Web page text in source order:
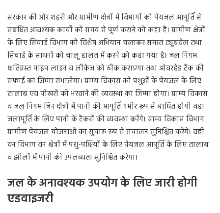
सरकार की ओर शहरी और ग्रामीण क्षेत्रों में विभागों को पेयजल आपूर्ति से
संबंधित आवश्यक कार्यों को समय से पूर्ण कराने को कहा है। ग्रामीण क्षेत्रों
के लिए सिंचाई विभाग को विशेष अभियान चलाकर समस्त ट्यूबवेल तथा
सिंचाई के साधनों को चालू हालत में करने को कहा गया है। जल निगम
क्षतिग्रस्त पाइप लाइन व लीकेज को ठीक कराएगा तथा ओवरहेड टैंक की
सफाई का जिम्मा संभालेगा। ग्राम्य विकास को पशुओं के पेयजल के लिए
तालाब एवं पोखरों को भरवाने की व्यवस्था का जिम्मा होगा। ग्राम्य विकास
व जल निगम जिन क्षेत्रों में पानी की आपूर्ति गंभीर रूप से बाधित होगी वहां
जलापूर्ति के लिए पानी के टैंकरों की व्यवस्था करेंगे। ग्राम्य विकास विभाग
ग्रामीण पेयजल योजनाओं का सुचारू रूप से संचालन सुनिश्चित करेंगे। वहीं
वन विभाग वन क्षेत्रों में पशु-पक्षियों के लिए पेयजल आपूर्ति के लिए तालाब
व झीलों में पानी की उपलब्धता सुनिश्चित करेगा।
जल के अनावश्यक उपयोग के लिए जारी होगी
एडवाइजरी